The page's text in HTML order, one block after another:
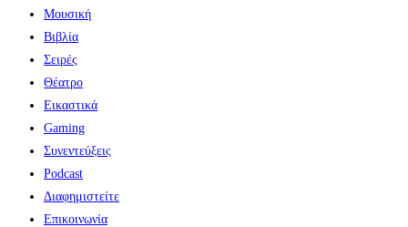
Μουσική
Βιβλία
Σειρές
Θέατρο
Εικαστικά
Gaming
Συνεντεύξεις
Podcast
Διαφημιστείτε
Επικοινωνία